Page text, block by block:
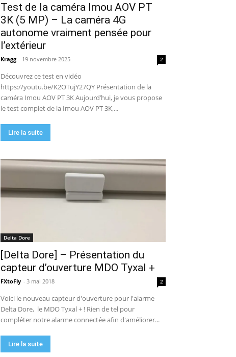
Test de la caméra Imou AOV PT
3K (5 MP) – La caméra 4G
autonome vraiment pensée pour
l’extérieur
Kragg - 19 novembre 2025 2
Découvrez ce test en vidéo
https://youtu.be/K2OTujY27QY Présentation de la
caméra Imou AOV PT 3K Aujourd’hui, je vous propose
le test complet de la Imou AOV PT 3K,...
Lire la suite
Delta Dore
[Delta Dore] – Présentation du
capteur d’ouverture MDO Tyxal +
FXtoFly - 3 mai 2018 2
Voici le nouveau capteur d'ouverture pour l'alarme
Delta Dore, le MDO Tyxal + ! Rien de tel pour
compléter notre alarme connectée afin d'améliorer...
Lire la suite